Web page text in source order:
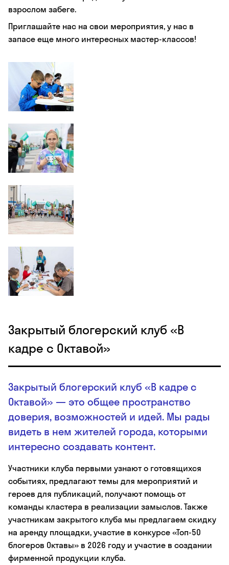
взрослом забеге.
Приглашайте нас на свои мероприятия, у нас в
запасе еще много интересных мастер-классов!
Закрытый блогерский клуб «В
кадре с Октавой»
Закрытый блогерский клуб «В кадре с
Октавой» — это общее пространство
доверия, возможностей и идей. Мы рады
видеть в нем жителей города, которыми
интересно создавать контент.
Участники клуба первыми узнают о готовящихся
событиях, предлагают темы для мероприятий и
героев для публикаций, получают помощь от
команды кластера в реализации замыслов. Также
участникам закрытого клуба мы предлагаем скидку
на аренду площадки, участие в конкурсе «Топ-50
блогеров Октавы» в 2026 году и участие в создании
фирменной продукции клуба.